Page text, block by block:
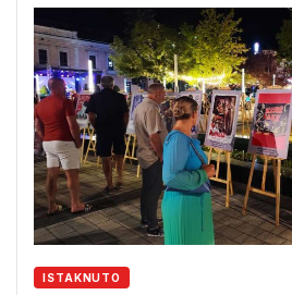
ISTAKNUTO